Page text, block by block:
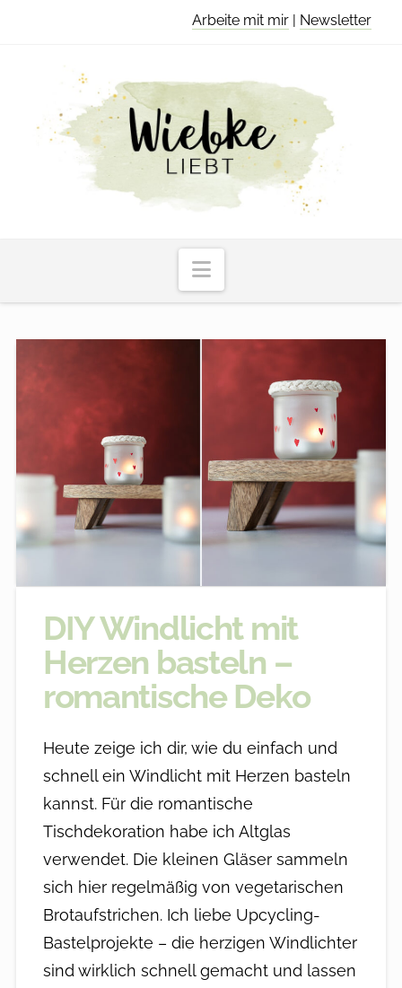
Arbeite mit mir | Newsletter
Navigation
DIY Windlicht mit
Herzen basteln –
romantische Deko
Heute zeige ich dir, wie du einfach und
schnell ein Windlicht mit Herzen basteln
kannst. Für die romantische
Tischdekoration habe ich Altglas
verwendet. Die kleinen Gläser sammeln
sich hier regelmäßig von vegetarischen
Brotaufstrichen. Ich liebe Upcycling-
Bastelprojekte – die herzigen Windlichter
sind wirklich schnell gemacht und lassen